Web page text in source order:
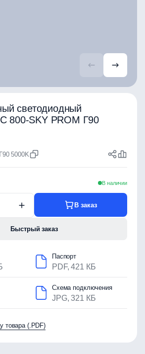
светодиодный
800-SKY PROM Г90
5000K
В наличии
В заказ
Быстрый заказ
Паспорт
PDF, 421 КБ
Схема подключения
JPG, 321 КБ
товара (.PDF)